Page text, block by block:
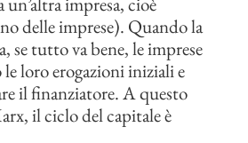
delle imprese). Quando la
se tutto va bene, le imprese
loro erogazioni iniziali e
il finanziatore. A questo
il ciclo del capitale è